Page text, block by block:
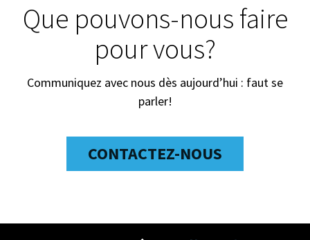
Que pouvons-nous faire
pour vous?
Communiquez avec nous dès aujourd’hui : faut se
parler!
CONTACTEZ-NOUS